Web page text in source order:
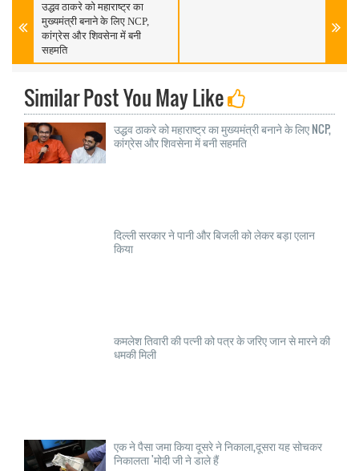
उद्धव ठाकरे को महाराष्ट्र का
मुख्यमंत्री बनाने के लिए NCP,
कांग्रेस और शिवसेना में बनी
सहमति
Similar Post You May Like
उद्धव ठाकरे को महाराष्ट्र का मुख्यमंत्री बनाने के लिए NCP,
कांग्रेस और शिवसेना में बनी सहमति
दिल्ली सरकार ने पानी और बिजली को लेकर बड़ा एलान
किया
कमलेश तिवारी की पत्नी को पत्र के जरिए जान से मारने की
धमकी मिली
एक ने पैसा जमा किया दूसरे ने निकाला,दूसरा यह सोचकर
निकालता 'मोदी जी ने डाले हैं